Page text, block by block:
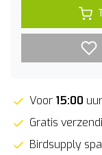
Voor 15:00
Gratis
Birdsupply